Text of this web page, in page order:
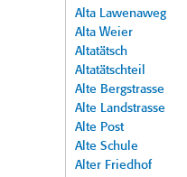
Alta Lawenaweg
Alta Weier
Altatätsch
Altatätschteil
Alte Bergstrasse
Alte Landstrasse
Alte Post
Alte Schule
Alter Friedhof